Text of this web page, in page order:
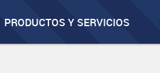
PRODUCTOS Y SERVICIOS